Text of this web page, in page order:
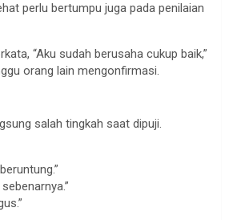
perlu bertumpu juga pada penilaian
“Aku sudah berusaha cukup baik,”
orang lain mengonfirmasi.
salah tingkah saat dipuji.